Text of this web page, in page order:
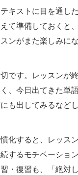
キストに目を通し
て準備しておくと
ンがまた楽しみにな
です。レッスンが
、今日出てきた単
も出してみるなど
化すると、レッス
するモチベーショ
・復習も、「絶対